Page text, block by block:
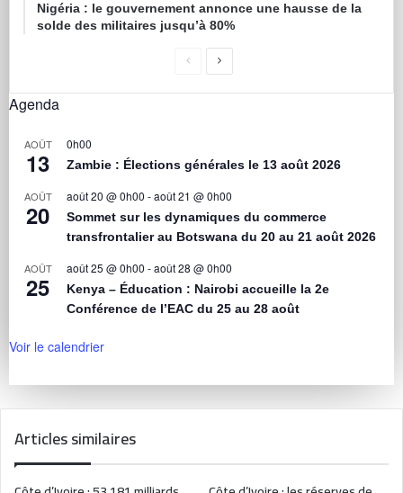
Nigéria : le gouvernement annonce une hausse de la
solde des militaires jusqu’à 80%
Agenda
AOÛT
13
0h00
Zambie : Élections générales le 13 août 2026
AOÛT
20
août 20 @ 0h00 -août 21 @ 0h00
Sommet sur les dynamiques du commerce
transfrontalier au Botswana du 20 au 21 août 2026
AOÛT
25
août 25 @ 0h00 -août 28 @ 0h00
Kenya – Éducation : Nairobi accueille la 2e
Conférence de l’EAC du 25 au 28 août
Voir le calendrier
Articles similaires